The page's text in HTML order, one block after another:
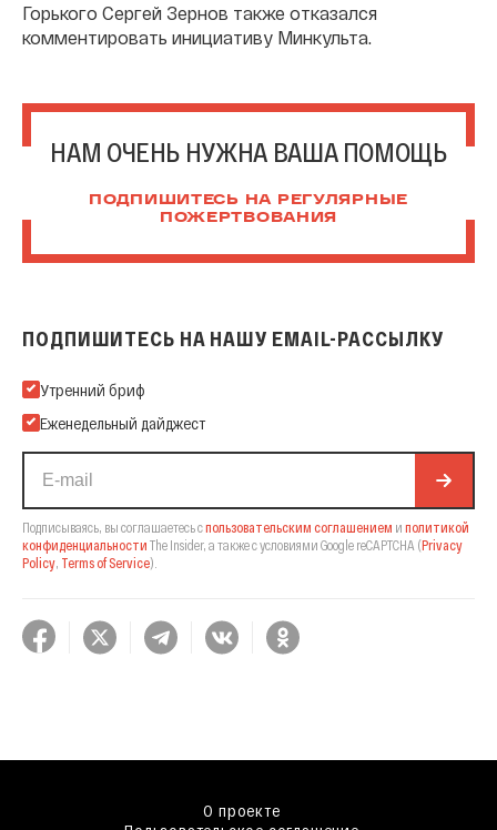
Горького Сергей Зернов также отказался
комментировать инициативу Минкульта.
НАМ ОЧЕНЬ НУЖНА ВАША ПОМОЩЬ
ПОДПИШИТЕСЬ НА РЕГУЛЯРНЫЕ
ПОЖЕРТВОВАНИЯ
ПОДПИШИТЕСЬ НА НАШУ EMAIL-РАССЫЛКУ
Подпишитесь на нашу Email-рассылку
Утренний бриф
Еженедельный дайджест
Подписываясь, вы соглашаетесь спользовательским соглашением и политикой
конфиденциальности The Insider, а также с условиями Google reCAPTCHA (Privacy
Policy Terms of Service).
О проекте